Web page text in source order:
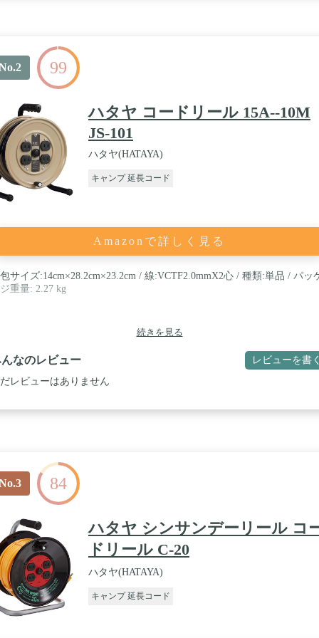
99
ハタヤ コードリール 15A--10M
JS-101
ハタヤ(HATAYA)
キャンプ 延長コード
Amazonで詳しく見る
サイズ:14cm×28.2cm×23.2cm / 線:VCTF2.0mmX2心 / 種類:単品 / パッ
重量: 2.27 kg
続きを見る
なのレビュー レビューを書
レビューはありません
84
ハタヤ シンサンデーリール コ
ドリール C-20
ハタヤ(HATAYA)
キャンプ 延長コード